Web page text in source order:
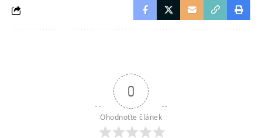
0
Ohodnoťte článek